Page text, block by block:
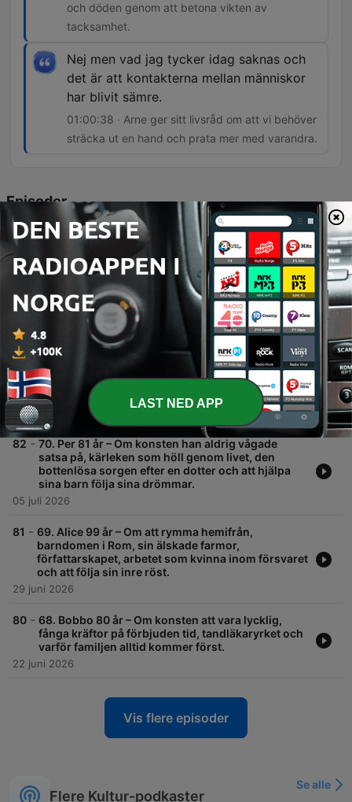
och döden genom att betona vikten av
tacksamhet.
Nej men vad jag tycker idag saknas och
det är att kontakterna mellan människor
har blivit sämre.
01:00:38 · Arne ger sitt livsråd om att vi behöver
sträcka ut en hand och prata mer med varandra.
Episoder
84 - 72. Arne 95 år – Om livet som gruvarbetare,
äventyret på Kebnekaise, uppväxten i
Västerbotten, att förlora sin mamma som barn och
våga ställa frågor innan det är försent.
I detta avsnitt möter vi 95-åriga Arne i Kiruna, som delar med sig av personliga minnen från sin barndom utanför Skellefteå, livet i bageriet och sin tid som närstående till hustrun Kerstin. Samtalet rör även historiska expeditioner till Kebnekaise och reflektioner kring naturens betydelse. Utöver de personliga berättelserna analyseras politiska förslag gällande pension och ekonomi för äldre i Ekonomiminuten, samt besöks Riksbyggens Bonum-koncept för seniorboenden. Avsnittet avslutas med Arnes livsråd om vikten av mänsklig kontakt och tacksamhet.
03 aug. 2026
83 - 71. Johannie 105 år – Om livsvisdom från hennes
farmor, en självförsörjande uppväxt, smugglingen
under krigsåren, lyckan i de små sakerna och att
se en vän i varje människa.
Möt den 105-åriga Johanni i ett djupt samtal om ett långt liv fyllt av både prövningar och visdom. Hon delar med sig av minnen från sin barndom i Norge, flytten till Sverige och de starka upplevelserna under andra världskriget, inklusive smuggling över gränsen samt personliga förluster. Avsnittet utforskar även teman som självförsörjning, entreprenörskap i Sälen och vikten av att finna lyckan i vardagens små ögonblick. Vi får även ett besök hos 60plusbanken där fokus ligger på ekonomiska behov för livshändelser och renoveringar.
27 juli 2026
82 - 70. Per 81 år – Om konsten han aldrig vågade
satsa på, kärleken som höll genom livet, den
bottenlösa sorgen efter en dotter och att hjälpa
sina barn följa sina drömmar.
05 juli 2026
81 - 69. Alice 99 år – Om att rymma hemifrån,
barndomen i Rom, sin älskade farmor,
författarskapet, arbetet som kvinna inom försvaret
och att följa sin inre röst.
29 juni 2026
80 - 68. Bobbo 80 år – Om konsten att vara lycklig,
fånga kräftor på förbjuden tid, tandläkaryrket och
varför familjen alltid kommer först.
22 juni 2026
Vis flere episoder
Flere Kultur-podkaster
Se alle
LAST NED APP